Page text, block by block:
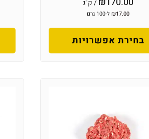
/ ק"ג
₪17.00 ל-100 גרם
בחירת אפשרויות